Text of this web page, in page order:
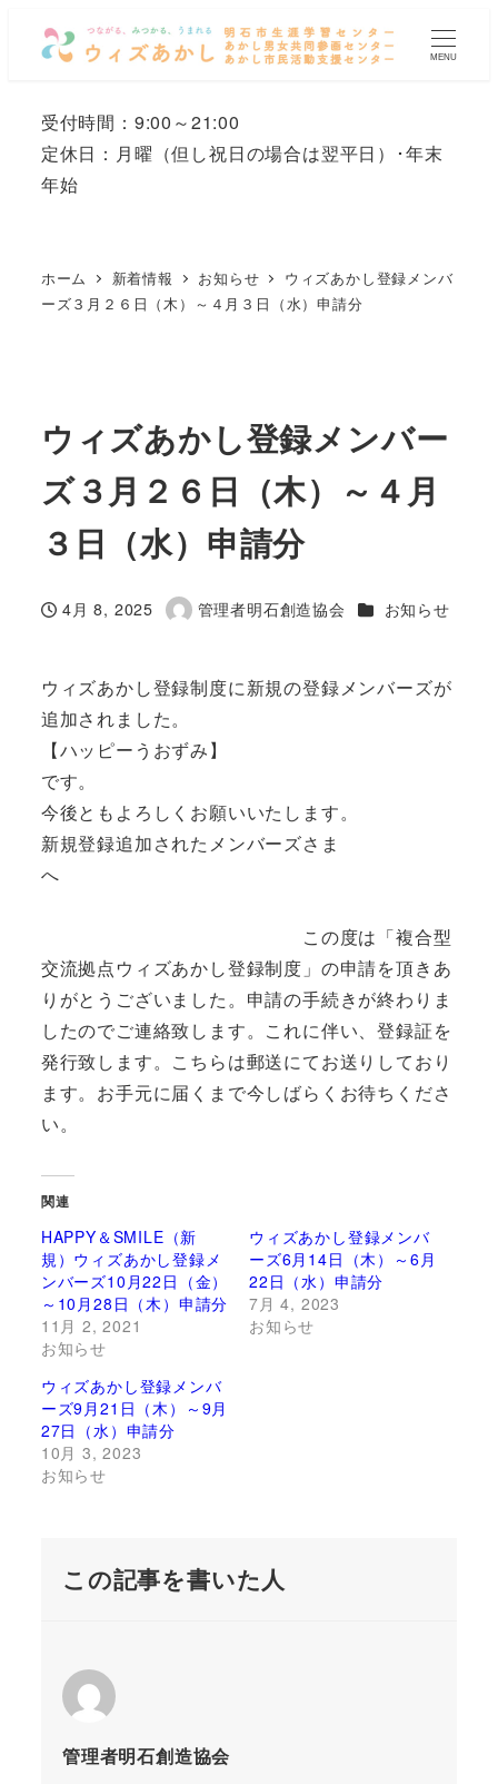
MENU
受付時間：9:00～21:00
定休日：月曜 （但し祝日の場合は翌平日）
･年末
年始
ホーム 新着情報 お知らせ
ウィズあかし登録メンバ
ーズ３月２６日（木）～４月３日（水）申請分
ウィズあかし登録メンバー
ズ３月２６日（木）～４月
３日（水）申請分
投稿日
4月 8, 2025
著
管理者明石創造協会 カテゴリー
お知らせ
ウィズあかし登録制度に新規の登録メンバーズが
追加されました。
【ハッピーうおずみ】
です。
今後ともよろしくお願いいたします。
新規登録追加されたメンバーズさま
へ
この度は「複合型
交流拠点ウィズあかし登録制度」の申請を頂きあ
りがとうございました。申請の手続きが終わりま
したのでご連絡致します。これに伴い、登録証を
発行致します。こちらは郵送にてお送りしており
ます。お手元に届くまで今しばらくお待ちくださ
い。
関連
HAPPY＆SMILE（新
規）ウィズあかし登録メ
ンバーズ10月22日（金）
～10月28日（木）申請分
11月 2, 2021
お知らせ
ウィズあかし登録メンバ
ーズ6月14日（木）～6月
22日（水）申請分
7月 4, 2023
お知らせ
ウィズあかし登録メンバ
ーズ9月21日（木）～9月
27日（水）申請分
10月 3, 2023
お知らせ
この記事を書いた人
管理者明石創造協会